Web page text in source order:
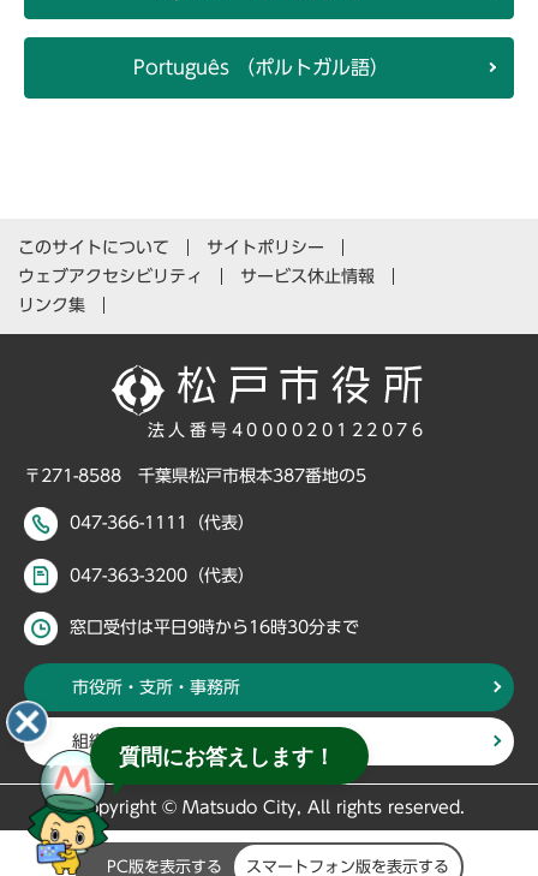
Português （ポルトガル語）
このサイトについて
サイトポリシー
ウェブアクセシビリティ
サービス休止情報
リンク集
法人番号4000020122076
〒271-8588 千葉県松戸市根本387番地の5
047-366-1111（代表）
047-363-3200（代表）
窓口受付は平日9時から16時30分まで
市役所・支所・事務所
組織・部署から探す
Copyright © Matsudo City, All rights reserved.
PC版を表示する スマートフォン版を表示する
質問にお答えします！